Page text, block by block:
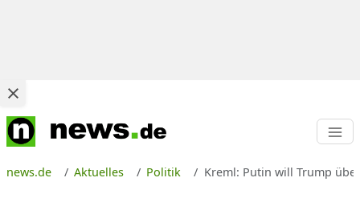
news.de Aktuelles Politik Kreml: Putin will Trump